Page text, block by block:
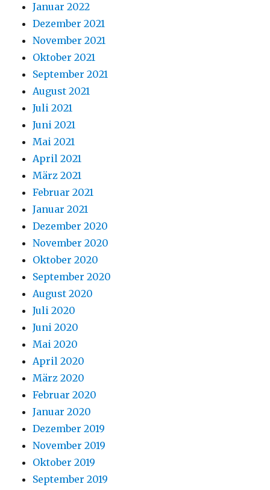
Januar 2022
Dezember 2021
November 2021
Oktober 2021
September 2021
August 2021
Juli 2021
Juni 2021
Mai 2021
April 2021
März 2021
Februar 2021
Januar 2021
Dezember 2020
November 2020
Oktober 2020
September 2020
August 2020
Juli 2020
Juni 2020
Mai 2020
April 2020
März 2020
Februar 2020
Januar 2020
Dezember 2019
November 2019
Oktober 2019
September 2019